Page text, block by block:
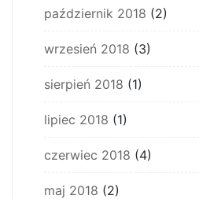
październik 2018 (2)
wrzesień 2018 (3)
sierpień 2018 (1)
lipiec 2018 (1)
czerwiec 2018 (4)
maj 2018 (2)